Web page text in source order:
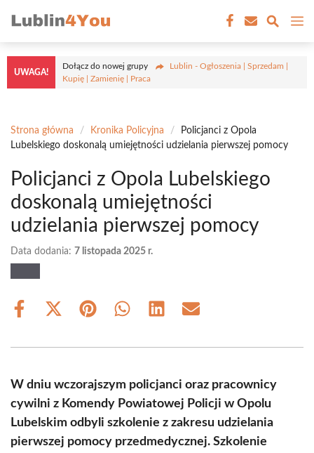
do
treści
UWAGA!
Dołącz do nowej grupy
Lublin - Ogłoszenia | Sprzedam |
Kupię | Zamienię | Praca
Strona główna / Kronika Policyjna /
Policjanci z Opola
Lubelskiego doskonalą umiejętności udzielania pierwszej pomocy
Policjanci z Opola Lubelskiego
doskonalą umiejętności
udzielania pierwszej pomocy
Data dodania: 7 listopada 2025 r.
Share
Share
(Twitter)
Share Share Share Share
W dniu wczorajszym policjanci oraz pracownicy
cywilni z Komendy Powiatowej Policji w Opolu
Lubelskim odbyli szkolenie z zakresu udzielania
pierwszej pomocy przedmedycznej. Szkolenie